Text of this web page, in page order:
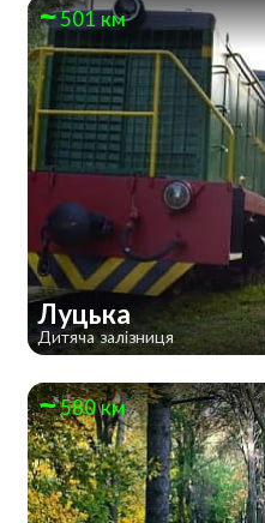
501 км
Луцька
Дитяча залізниця
580 км